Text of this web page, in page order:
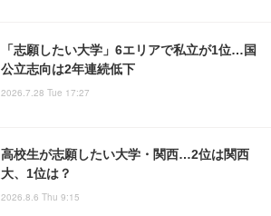
「志願したい大学」6エリアで私立が1位…国
公立志向は2年連続低下
2026.7.28 Tue 17:27
高校生が志願したい大学・関西…2位は関西
大、1位は？
2026.8.6 Thu 9:15